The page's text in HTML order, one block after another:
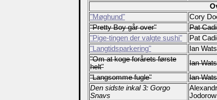
"Møghund"
Cory
"Pretty Boy går over"
Pat
"Pige-tingen der valgte sushi"
Pat
"Langtidsparkering"
Ian
"Om at koge forårets første
helt"
Ian
"Langsomme fugle"
Ian
Den sidste inkal 3: Gorgo
Snavs